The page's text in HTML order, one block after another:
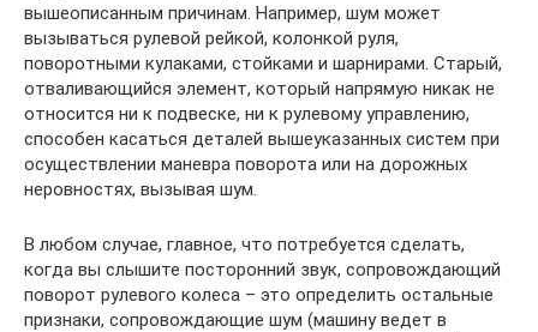
вышеописанным причинам. Например, шум может
вызываться рулевой рейкой, колонкой руля,
поворотными кулаками, стойками и шарнирами. Старый,
отваливающийся элемент, который напрямую никак не
относится ни к подвеске, ни к рулевому управлению,
способен касаться деталей вышеуказанных систем при
осуществлении маневра поворота или на дорожных
неровностях, вызывая шум.
В любом случае, главное, что потребуется сделать,
когда вы слышите посторонний звук, сопровождающий
поворот рулевого колеса – это определить остальные
признаки, сопровождающие шум (машину ведет в